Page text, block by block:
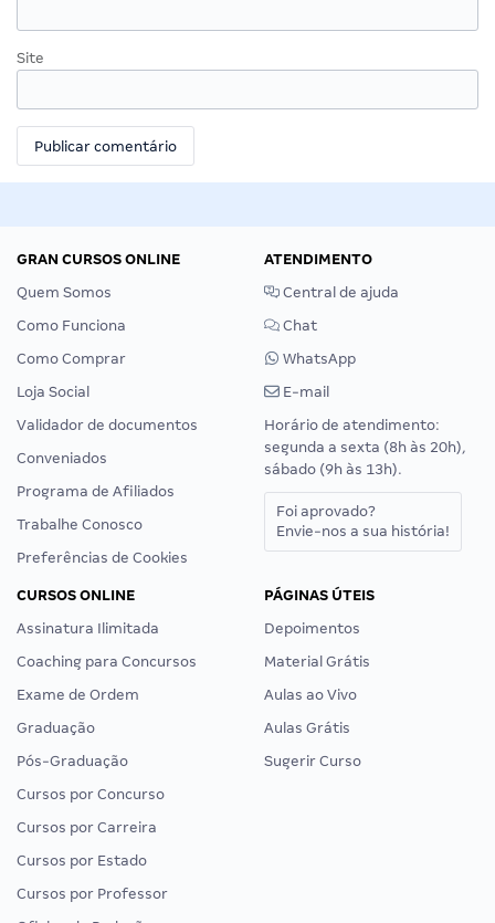
Site
GRAN CURSOS ONLINE
Quem Somos
Como Funciona
Como Comprar
Loja Social
Validador de documentos
Conveniados
Programa de Afiliados
Trabalhe Conosco
Preferências de Cookies
ATENDIMENTO
Central de ajuda
Chat
WhatsApp
E-mail
Horário de atendimento:
segunda a sexta (8h às 20h),
sábado (9h às 13h).
Foi aprovado?
Envie-nos a sua história!
CURSOS ONLINE
Assinatura Ilimitada
Coaching para Concursos
Exame de Ordem
Graduação
Pós-Graduação
Cursos por Concurso
Cursos por Carreira
Cursos por Estado
Cursos por Professor
PÁGINAS ÚTEIS
Depoimentos
Material Grátis
Aulas ao Vivo
Aulas Grátis
Sugerir Curso